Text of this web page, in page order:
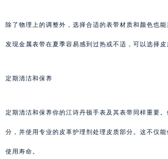
除了物理上的调整外，选择合适的表带材质和颜色也
发现金属表带在夏季容易感到过热或不适，可以选择皮
定期清洁和保养
定期清洁和保养你的江诗丹顿手表及其表带同样重要
分，并使用专业的皮革护理剂处理皮质部分。这不仅
使用寿命。